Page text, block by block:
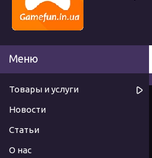
Товары и услуги
Новости
Статьи
О нас